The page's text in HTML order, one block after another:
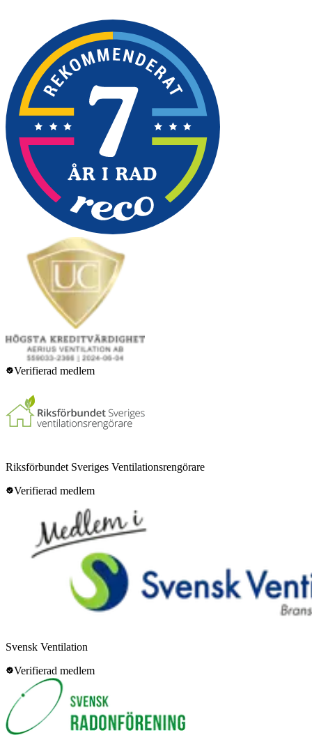
Verifierad medlem
Riksförbundet Sveriges Ventilationsrengörare
Verifierad medlem
Svensk Ventilation
Verifierad medlem